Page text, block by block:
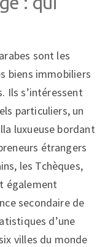
sont les
biens immobiliers
Ils s’intéressent
particuliers, un
luxueuse bordant
étrangers
les Tchèques,
également
secondaire de
d’une
villes du monde